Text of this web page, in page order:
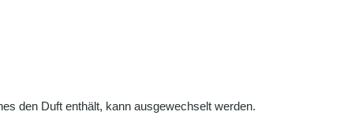
den Duft enthält, kann ausgewechselt werden.